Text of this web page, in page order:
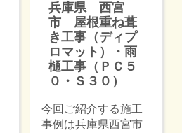
兵庫県 西宮
市 屋根重ね葺
き工事（ディプ
ロマット）・雨
樋工事（ＰＣ５
０・Ｓ３０）
今回ご紹介する施工
事例は兵庫県西宮市